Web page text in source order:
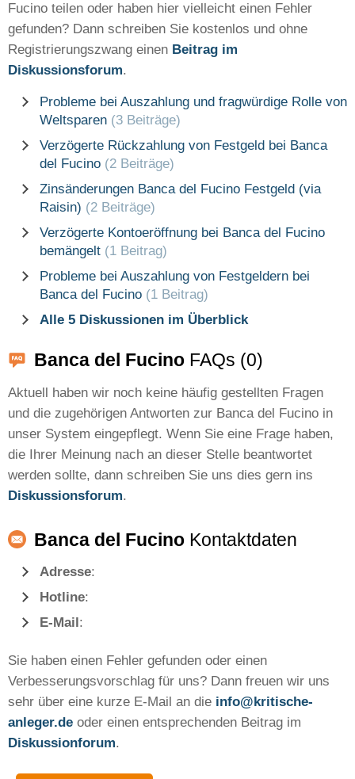
Fucino teilen oder haben hier vielleicht einen Fehler
gefunden? Dann schreiben Sie kostenlos und ohne
Registrierungszwang einen Beitrag im
Diskussionsforum.
Probleme bei Auszahlung und fragwürdige Rolle von
Weltsparen (3 Beiträge)
Verzögerte Rückzahlung von Festgeld bei Banca
del Fucino (2 Beiträge)
Zinsänderungen Banca del Fucino Festgeld (via
Raisin) (2 Beiträge)
Verzögerte Kontoeröffnung bei Banca del Fucino
bemängelt (1 Beitrag)
Probleme bei Auszahlung von Festgeldern bei
Banca del Fucino (1 Beitrag)
Alle 5 Diskussionen im Überblick
Banca del Fucino FAQs (0)
Aktuell haben wir noch keine häufig gestellten Fragen
und die zugehörigen Antworten zur Banca del Fucino in
unser System eingepflegt. Wenn Sie eine Frage haben,
die Ihrer Meinung nach an dieser Stelle beantwortet
werden sollte, dann schreiben Sie uns dies gern ins
Diskussionsforum.
Banca del Fucino Kontaktdaten
Adresse:
Hotline:
E-Mail:
Sie haben einen Fehler gefunden oder einen
Verbesserungsvorschlag für uns? Dann freuen wir uns
sehr über eine kurze E-Mail an die info@kritische-
anleger.de oder einen entsprechenden Beitrag im
Diskussionforum.